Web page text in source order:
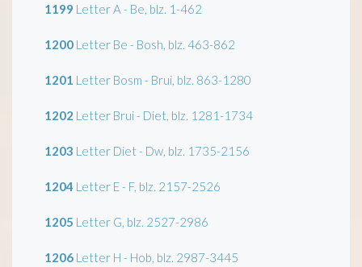
1199 Letter A - Be, blz. 1-462
1200 Letter Be - Bosh, blz. 463-862
1201 Letter Bosm - Brui, blz. 863-1280
1202 Letter Brui - Diet, blz. 1281-1734
1203 Letter Diet - Dw, blz. 1735-2156
1204 Letter E - F, blz. 2157-2526
1205 Letter G, blz. 2527-2986
1206 Letter H - Hob, blz. 2987-3445